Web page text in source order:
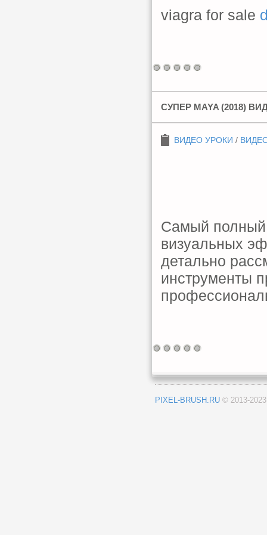
viagra for sale
СУПЕР MAYA (2018)
ВИДЕО УРОКИ /
Самый полный
визуальных
детально
инструменты
PIXEL-BRUSH.RU © 2013-